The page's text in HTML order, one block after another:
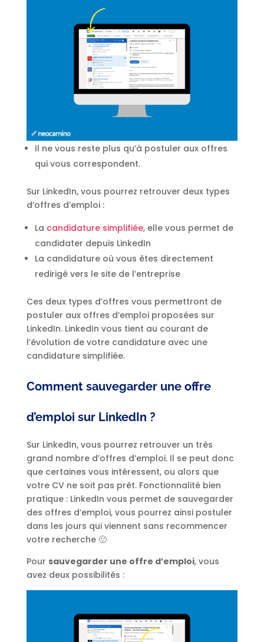
Il ne vous reste plus qu’à postuler aux offres
qui vous correspondent.
Sur LinkedIn, vous pourrez retrouver deux types
d’offres d’emploi :
La candidature simplifiée, elle vous permet de
candidater depuis LinkedIn
La candidature où vous êtes directement
redirigé vers le site de l’entreprise
Ces deux types d’offres vous permettront de
postuler aux offres d’emploi proposées sur
LinkedIn. LinkedIn vous tient au courant de
l’évolution de votre candidature avec une
candidature simplifiée.
Comment sauvegarder une offre
d’emploi sur LinkedIn ?
Sur LinkedIn, vous pourrez retrouver un très
grand nombre d’offres d’emploi. Il se peut donc
que certaines vous intéressent, ou alors que
votre CV ne soit pas prêt. Fonctionnalité bien
pratique : LinkedIn vous permet de sauvegarder
des offres d’emploi, vous pourrez ainsi postuler
dans les jours qui viennent sans recommencer
votre recherche 🙂
Pour sauvegarder une offre d’emploi, vous
avez deux possibilités :